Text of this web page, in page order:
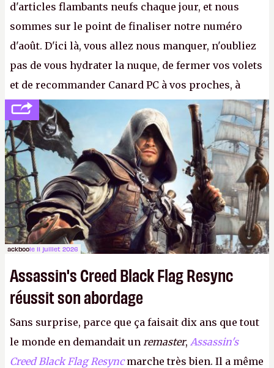
d'articles flambants neufs chaque jour, et nous
sommes sur le point de finaliser notre numéro
d'août. D'ici là, vous allez nous manquer, n'oubliez
pas de vous hydrater la nuque, de fermer vos volets
et de recommander Canard PC à vos proches, à
votre famille et aux inconnus que vous croisez
dans la rue. Bon été à tous ! –ER.
ackboole 11 juillet 2026
Assassin's Creed Black Flag Resync
réussit son abordage
Sans surprise, parce que ça faisait dix ans que tout
le monde en demandait un remaster, Assassin's
Creed Black Flag Resyncmarche très bien. Il a même